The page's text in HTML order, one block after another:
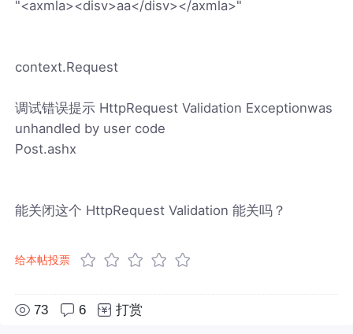
"<axmla><disv>aa</disv></axmla>"
context.Request
调试错误提示 HttpRequest Validation Exceptionwas
unhandled by user code
Post.ashx
能关闭这个 HttpRequest Validation 能关吗？
给本帖投票
73 6 打赏